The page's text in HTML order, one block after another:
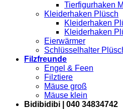
Tierfigurhaken
Kleiderhaken Plüsch
Kleiderhaken
Kleiderhaken
Eierwärmer
Schlüsselhalter
Filzfreunde
Engel & Feen
Filztiere
Mäuse groß
Mäuse klein
Bidibidibi | 040 34834742